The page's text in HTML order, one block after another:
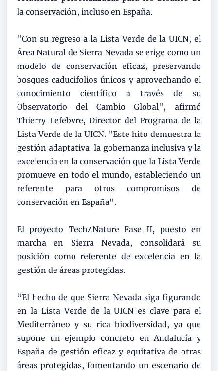
la conservación, incluso en España.
"Con su regreso a la Lista Verde de la UICN, el
Área Natural de Sierra Nevada se erige como un
modelo de conservación eficaz, preservando
bosques caducifolios únicos y aprovechando el
conocimiento científico a través de su
Observatorio del Cambio Global", afirmó
Thierry Lefebvre, Director del Programa de la
Lista Verde de la UICN. "Este hito demuestra la
gestión adaptativa, la gobernanza inclusiva y la
excelencia en la conservación que la Lista Verde
promueve en todo el mundo, estableciendo un
referente para otros compromisos de
conservación en España".
El proyecto Tech4Nature Fase II, puesto en
marcha en Sierra Nevada, consolidará su
posición como referente de excelencia en la
gestión de áreas protegidas.
“El hecho de que Sierra Nevada siga figurando
en la Lista Verde de la UICN es clave para el
Mediterráneo y su rica biodiversidad, ya que
supone un ejemplo concreto en Andalucía y
España de gestión eficaz y equitativa de otras
áreas protegidas, fomentando un escenario de